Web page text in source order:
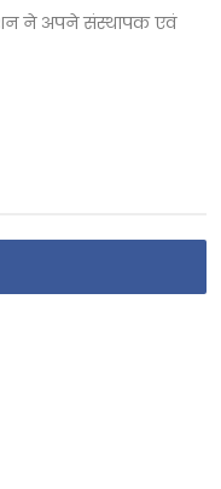
ने अपने संस्थापक एवं